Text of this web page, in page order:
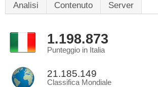
Analisi Contenuto Server
1.198.873
Punteggio in Italia
21.185.149
Classifica Mondiale